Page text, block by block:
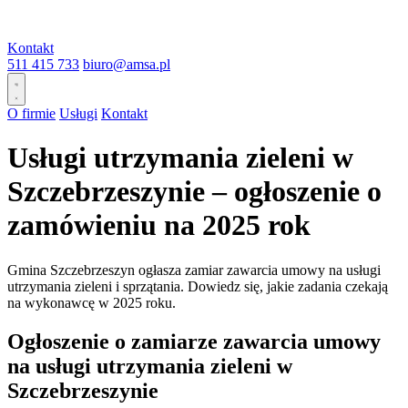
Kontakt
511 415 733 biuro@amsa.pl
O firmie Usługi Kontakt
Usługi utrzymania zieleni w
Szczebrzeszynie – ogłoszenie o
zamówieniu na 2025 rok
Gmina Szczebrzeszyn ogłasza zamiar zawarcia umowy na usługi
utrzymania zieleni i sprzątania. Dowiedz się, jakie zadania czekają
na wykonawcę w 2025 roku.
Ogłoszenie o zamiarze zawarcia umowy
na usługi utrzymania zieleni w
Szczebrzeszynie